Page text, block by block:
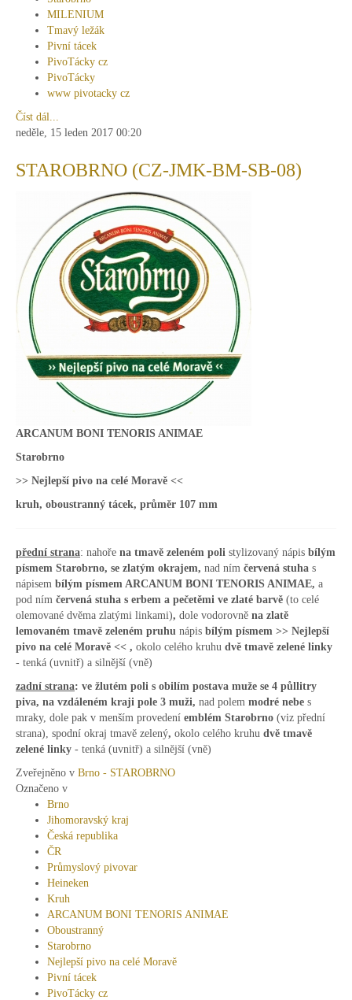
MILENIUM
Tmavý ležák
Pivní tácek
PivoTácky cz
PivoTácky
www pivotacky cz
Číst dál...
neděle, 15 leden 2017 00:20
STAROBRNO (CZ-JMK-BM-SB-08)
ARCANUM BONI TENORIS ANIMAE
Starobrno
>> Nejlepší pivo na celé Moravě <<
kruh, oboustranný tácek, průměr 107 mm
přední strana: nahoře na tmavě zeleném poli stylizovaný nápis bílým
písmem Starobrno, se zlatým okrajem, nad ním červená stuha s
nápisem bílým písmem ARCANUM BONI TENORIS ANIMAE, a
pod ním červená stuha s erbem a pečetěmi ve zlaté barvě (to celé
olemované dvěma zlatými linkami), dole vodorovně na zlatě
lemovaném tmavě zeleném pruhu nápis bílým písmem >> Nejlepší
pivo na celé Moravě << , okolo celého kruhu dvě tmavě zelené linky
- tenká (uvnitř) a silnější (vně)
zadní strana: ve žlutém poli s obilím postava muže se 4 půllitry
piva, na vzdáleném kraji pole 3 muži, nad polem modré nebe s
mraky, dole pak v menším provedení emblém Starobrno (viz přední
strana), spodní okraj tmavě zelený, okolo celého kruhu dvě tmavě
zelené linky - tenká (uvnitř) a silnější (vně)
Zveřejněno v Brno - STAROBRNO
Označeno v
Brno
Jihomoravský kraj
Česká republika
ČR
Průmyslový pivovar
Heineken
Kruh
ARCANUM BONI TENORIS ANIMAE
Oboustranný
Starobrno
Nejlepší pivo na celé Moravě
Pivní tácek
PivoTácky cz